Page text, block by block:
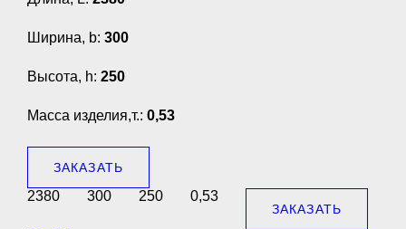
Ширина, b: 300
Высота, h: 250
Масса изделия,т.: 0,53
ЗАКАЗАТЬ
2380 300 250 0,53
ЗАКАЗАТЬ